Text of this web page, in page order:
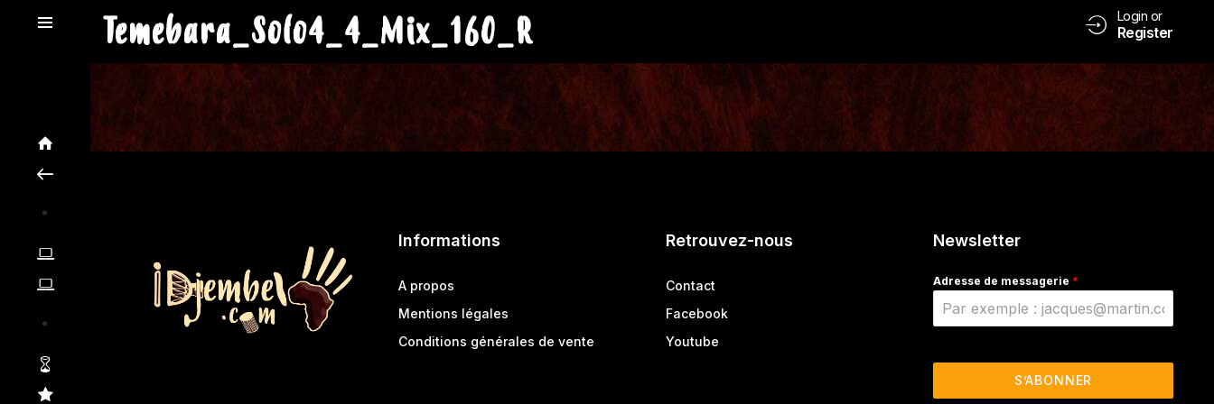
Temebara_Solo4_4_Mix_160_R Login or
Register
Informations
A propos
Mentions légales
Conditions générales de vente
Retrouvez-nous
Contact
Facebook
Youtube
Newsletter
Adresse de messagerie *
S’ABONNER